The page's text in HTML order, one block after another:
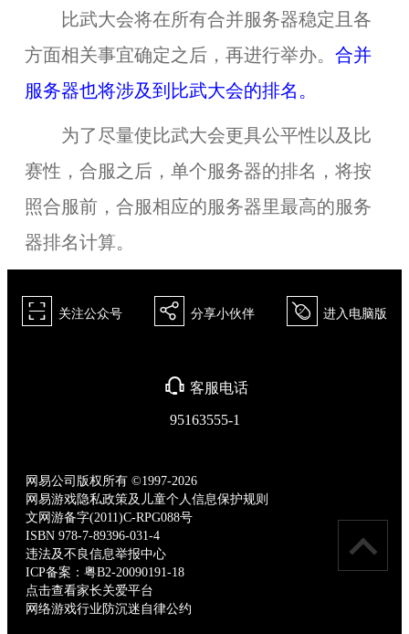
比武大会将在所有合并服务器稳定且各
方面相关事宜确定之后，再进行举办。 合并
服务器也将涉及到 比武大会的排名。
为了尽量使比武大会更具公平性以及比
赛性，合服之后，单个服务器的排名，将按
照合服前，合服相应的服务器里最高的服务
器排名计算。
򰀁 关注公众号 򰀂 分享小伙伴 򰀄 进入电脑版
򰀃 客服电话
95163555-1
网易公司版权所有 ©1997-2026
网易游戏隐私政策及儿童个人信息保护规则
文网游备字(2011)C-RPG088号
ISBN 978-7-89396-031-4
违法及不良信息举报中心
ICP备案：粤B2-20090191-18
点击查看家长关爱平台
网络游戏行业防沉迷自律公约